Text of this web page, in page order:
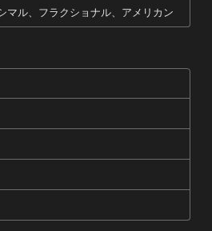
マル、フラクショナル、アメリカン